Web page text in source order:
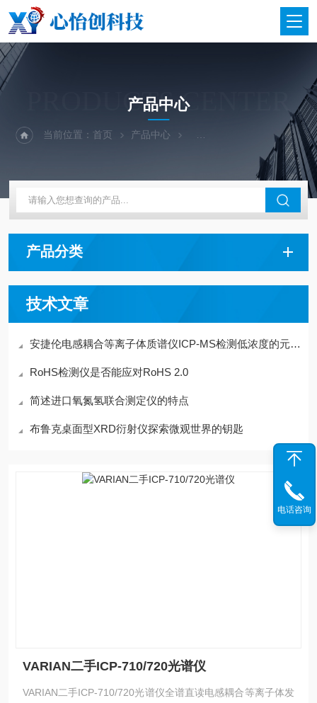
PRODUCTS CENTER
产品中心
当前位置：首页 产品中心 二手仪器-光谱-色谱-质谱
产品分类
技术文章
安捷伦电感耦合等离子体质谱仪ICP-MS检测低浓度的元素方法分析
RoHS检测仪是否能应对RoHS 2.0
简述进口氧氮氢联合测定仪的特点
布鲁克桌面型XRD衍射仪探索微观世界的钥匙
VARIAN二手ICP-710/720光谱仪
VARIAN二手ICP-710/720光谱仪全谱直读电感耦合等离子体发
电话咨询